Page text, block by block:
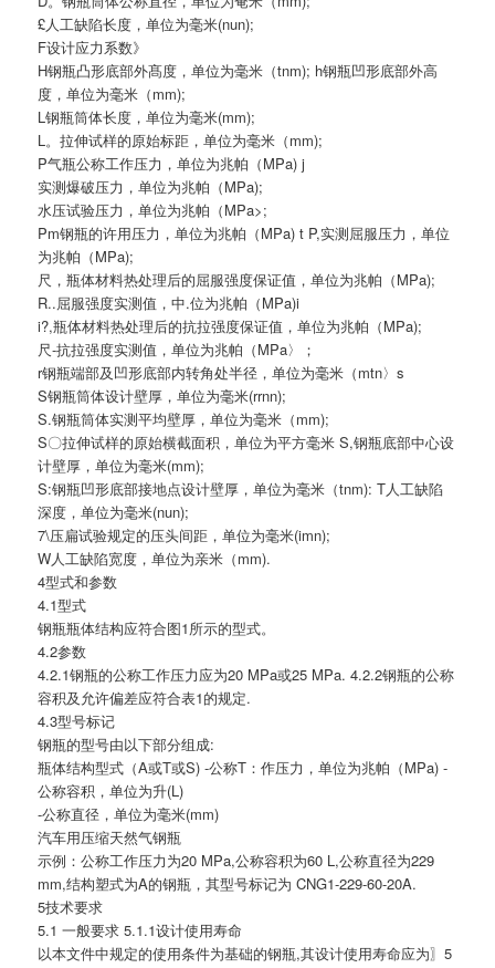
£人工缺陷长度，单位为毫米(nun);
F设计应力系数》
H钢瓶凸形底部外髙度，单位为毫米（tnm); h钢瓶凹形底部外高
度，单位为毫米（mm);
L钢瓶筒体长度，单位为毫米(mm);
L。拉伸试样的原始标距，单位为毫米（mm);
P气瓶公称工作压力，单位为兆帕（MPa) j
实测爆破压力，单位为兆帕（MPa);
水压试验压力，单位为兆帕（MPa>;
Pm钢瓶的许用压力，单位为兆帕（MPa) t P,实测屈服压力，单位
为兆帕（MPa);
尺，瓶体材料热处理后的屈服强度保证值，单位为兆帕（MPa);
R..屈服强度实测值，中.位为兆帕（MPa)i
i?,瓶体材料热处理后的抗拉强度保证值，单位为兆帕（MPa);
尺-抗拉强度实测值，单位为兆帕（MPa〉；
r钢瓶端部及凹形底部内转角处半径，单位为毫米（mtn〉s
S钢瓶筒体设计壁厚，单位为毫米(rrnn);
S.钢瓶筒体实测平均壁厚，单位为毫米（mm);
S〇拉伸试样的原始横截面积，单位为平方毫米 S,钢瓶底部中心设
计壁厚，单位为毫米(mm);
S:钢瓶凹形底部接地点设计壁厚，单位为毫米（tnm): T人工缺陷
深度，单位为毫米(nun);
7\压扁试验规定的压头间距，单位为毫米(imn);
W人工缺陷宽度，单位为亲米（mm).
4型式和参数
4.1型式
钢瓶瓶体结构应符合图1所示的型式。
4.2参数
4.2.1钢瓶的公称工作压力应为20 MPa或25 MPa. 4.2.2钢瓶的公称
容积及允许偏差应符合表1的规定.
4.3型号标记
钢瓶的型号由以下部分组成:
瓶体结构型式（A或T或S) -公称T：作压力，单位为兆帕（MPa) -
公称容积，单位为升(L)
-公称直径，单位为毫米(mm)
汽车用压缩天然气钢瓶
示例：公称工作压力为20 MPa,公称容积为60 L,公称直径为229
mm,结构塑式为A的钢瓶，其型号标记为 CNG1-229-60-20A.
5技术要求
5.1 一般要求 5.1.1设计使用寿命
以本文件中规定的使用条件为基础的钢瓶,其设计使用寿命应为〗5